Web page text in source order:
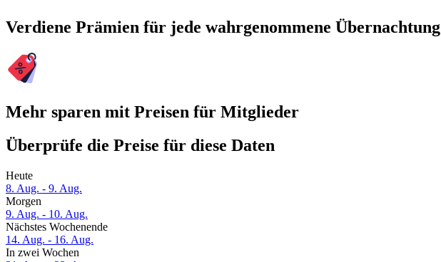
Verdiene Prämien für jede wahrgenommene Übernachtung
Mehr sparen mit Preisen für Mitglieder
Überprüfe die Preise für diese Daten
Heute
8. Aug. - 9. Aug.
Morgen
9. Aug. - 10. Aug.
Nächstes Wochenende
14. Aug. - 16. Aug.
In zwei Wochen